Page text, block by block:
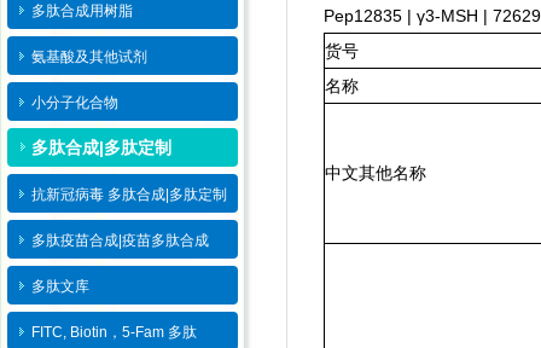
多肽合成用树脂
氨基酸及其他试剂
小分子化合物
多肽合成|多肽定制
抗新冠病毒 多肽合成|多肽定制
多肽疫苗合成|疫苗多肽​合成
多肽文库
FITC, Biotin，5-Fam 多肽
Pep12835 | γ3-MSH |
货号
名称
中文其他名称